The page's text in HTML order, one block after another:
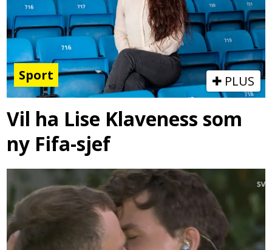
Sport PLUS
Vil ha Lise Klaveness som
ny Fifa-sjef